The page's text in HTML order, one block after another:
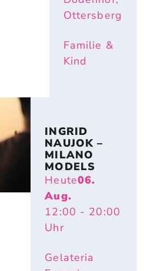
Ottersberg
Familie &
Kind
INGRID
NAUJOK –
MILANO
MODELS
Heute06.
Aug.
12:00 - 20:00
Uhr
Gelateria